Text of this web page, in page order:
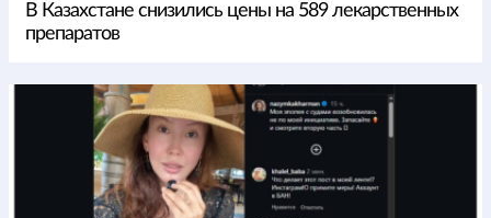
В Казахстане снизились цены на 589 лекарственных
препаратов